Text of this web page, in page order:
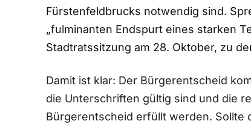
Fürstenfeldbrucks notwendig sind.
„fulminanten Endspurt eines starken
Stadtratssitzung am 28. Oktober, zu
Damit ist klar: Der Bürgerentscheid
die Unterschriften gültig sind und die
Bürgerentscheid erfüllt werden. Sollte